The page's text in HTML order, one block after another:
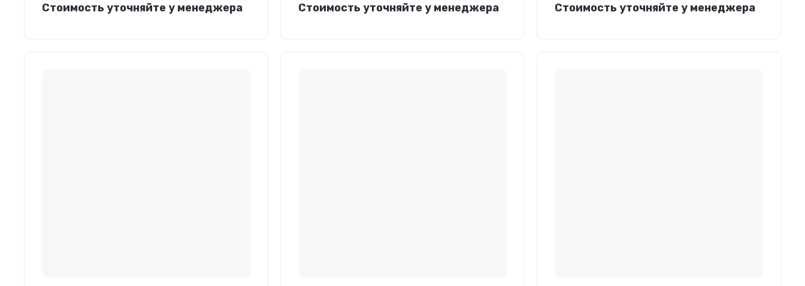
Стоимость уточняйте у менеджера Стоимость уточняйте у менеджера Стоимость уточняйте у менеджера